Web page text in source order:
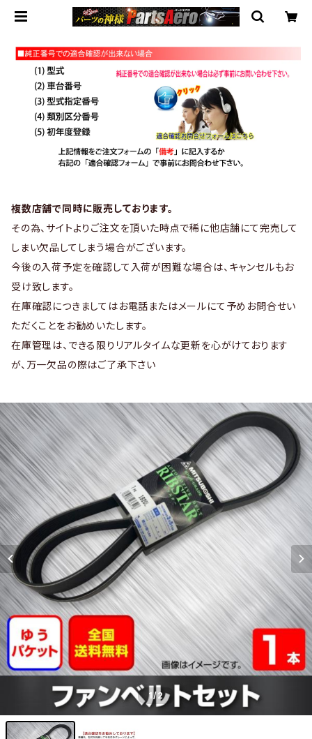
複数店舗で同時に販売しております。
その為、サイトよりご注文を頂いた時点で稀に他店舗にて完売して
しまい欠品してしまう場合がございます。
今後の入荷予定を確認して入荷が困難な場合は、キャンセルもお
受け致します。
在庫確認につきましてはお電話またはメールにて予めお問合せい
ただくことをお勧めいたします。
在庫管理は、できる限りリアルタイムな更新を心がけております
が、万一欠品の際はご了承下さい
1/2